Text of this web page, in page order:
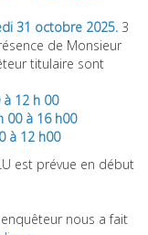
31 octobre 2025. 3
de Monsieur
titulaire sont
12 h 00
00 à 16 h00
à 12 h00
est prévue en début
nous a fait